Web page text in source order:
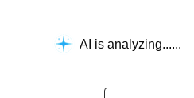
AI is analyzing...